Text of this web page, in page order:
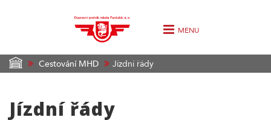
MENU
Cestování MHD Jízdní řády
Jízdní řády